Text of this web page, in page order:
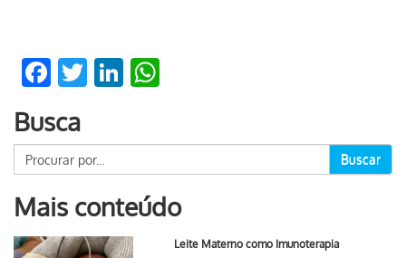
Facebook
TwitterLinkedIn
Busca
Buscar
Mais conteúdo
Leite Materno como Imunoterapia